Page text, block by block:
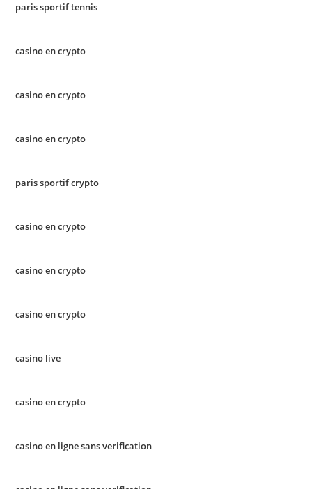
paris sportif tennis
casino en crypto
casino en crypto
casino en crypto
paris sportif crypto
casino en crypto
casino en crypto
casino en crypto
casino live
casino en crypto
casino en ligne sans verification